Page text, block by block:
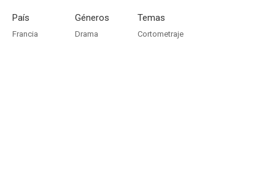
País
Francia
Géneros
Drama
Temas
Cortometraje